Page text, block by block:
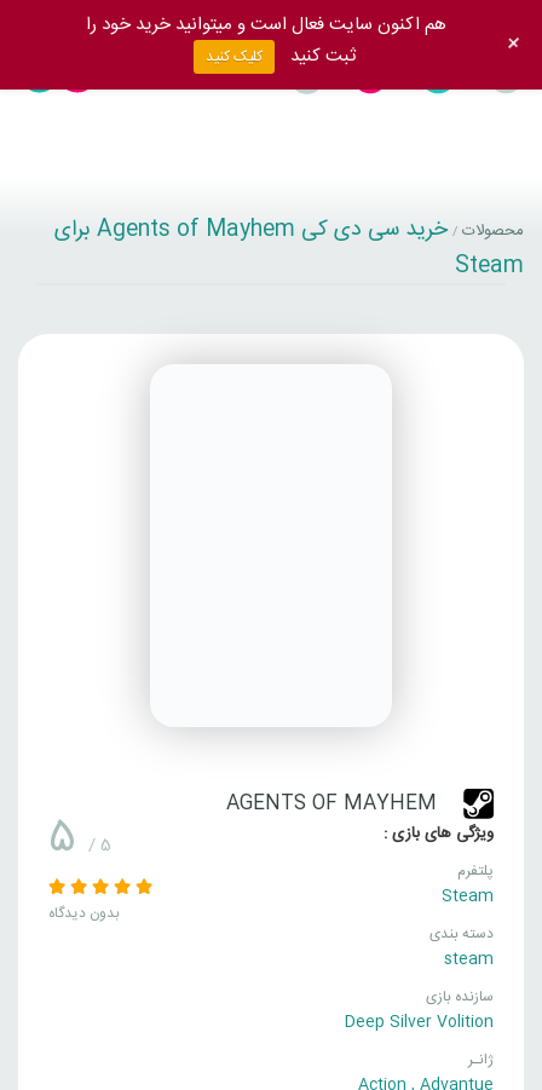
محصولات /
خرید سی دی کی Agents of Mayhem برای
Steam
AGENTS OF MAYHEM
ویژگی های بازی :
پلتفرم
Steam
دسته بندی
steam
سازنده بازی
Deep Silver Volition
ژانـر
5 / 5
بدون دیدگاه
هم اکنون سایت فعال است و میتوانید خرید خود را
ثبت کنید
کلیک کنید +